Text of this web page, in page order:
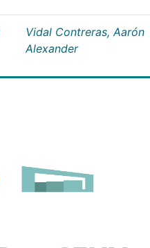
Vidal Contreras, Aarón
Alexander